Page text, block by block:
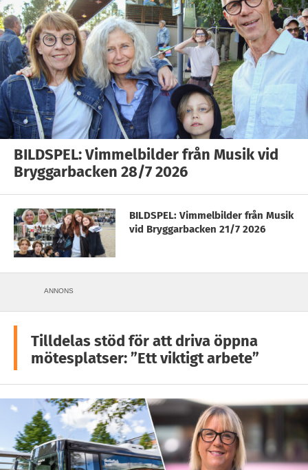
BILDSPEL: Vimmelbilder från Musik vid
Bryggarbacken 28/7 2026
BILDSPEL: Vimmelbilder från Musik
vid Bryggarbacken 21/7 2026
ANNONS
Tilldelas stöd för att driva öppna
mötesplatser: ”Ett viktigt arbete”